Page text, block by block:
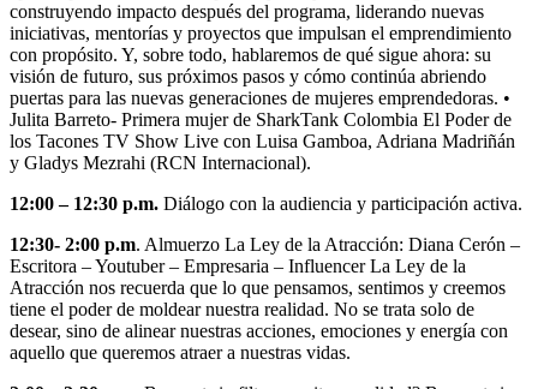
construyendo impacto después del programa, liderando nuevas
iniciativas, mentorías y proyectos que impulsan el emprendimiento
con propósito. Y, sobre todo, hablaremos de qué sigue ahora: su
visión de futuro, sus próximos pasos y cómo continúa abriendo
puertas para las nuevas generaciones de mujeres emprendedoras. •
Julita Barreto- Primera mujer de SharkTank Colombia El Poder de
los Tacones TV Show Live con Luisa Gamboa, Adriana Madriñán
y Gladys Mezrahi (RCN Internacional).
12:00 – 12:30 p.m. Diálogo con la audiencia y participación activa.
12:30- 2:00 p.m. Almuerzo La Ley de la Atracción: Diana Cerón –
Escritora – Youtuber – Empresaria – Influencer La Ley de la
Atracción nos recuerda que lo que pensamos, sentimos y creemos
tiene el poder de moldear nuestra realidad. No se trata solo de
desear, sino de alinear nuestras acciones, emociones y energía con
aquello que queremos atraer a nuestras vidas.